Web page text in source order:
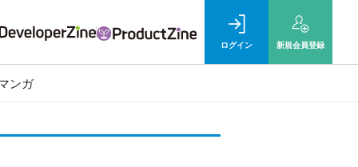
ログイン 新規会員登録
ンガ